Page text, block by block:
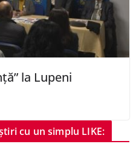
la Lupeni
cu un simplu LIKE: